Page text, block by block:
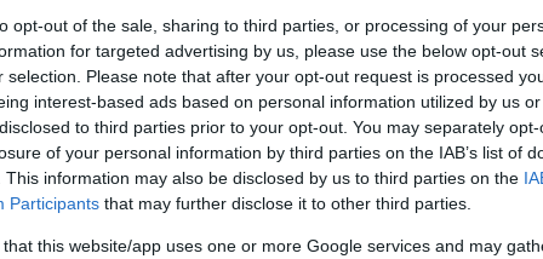
opt-out of the sale, sharing to third parties, or processing of your
for targeted advertising by us, please use the below opt-out
selection. Please note that after your opt-out request is processed
interest-based ads based on personal information utilized by us
to third parties prior to your opt-out. You may separately
of your personal information by third parties on the IAB’s list of
This information may also be disclosed by us to third parties on the
Participants that may further disclose it to other third parties.
that this website/app uses one or more Google services and may
közül ketten súlyos sérüléseket, egy személy
azonban a rendőrök utolérték és
embercsempészés és közúti baleset